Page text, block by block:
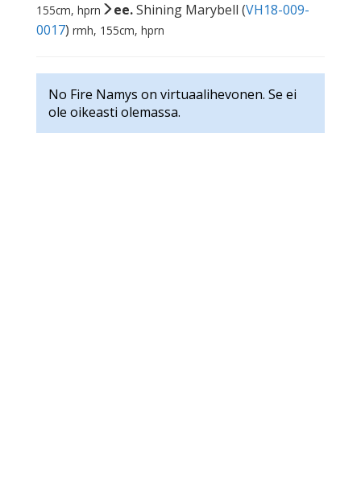
155cm, hprn
ee.Shining Marybell (VH18-009-
0017) rmh, 155cm, hprn
No Fire Namys on virtuaalihevonen. Se ei
ole oikeasti olemassa.